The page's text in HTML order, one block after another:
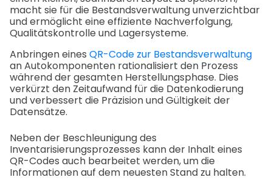
macht sie für die Bestandsverwaltung unverzichtbar
und ermöglicht eine effiziente Nachverfolgung,
Qualitätskontrolle und Lagersysteme.
Anbringen eines QR-Code zur Bestandsverwaltung
an Autokomponenten rationalisiert den Prozess
während der gesamten Herstellungsphase. Dies
verkürzt den Zeitaufwand für die Datenkodierung
und verbessert die Präzision und Gültigkeit der
Datensätze.
Neben der Beschleunigung des
Inventarisierungsprozesses kann der Inhalt eines
QR-Codes auch bearbeitet werden, um die
Informationen auf dem neuesten Stand zu halten.